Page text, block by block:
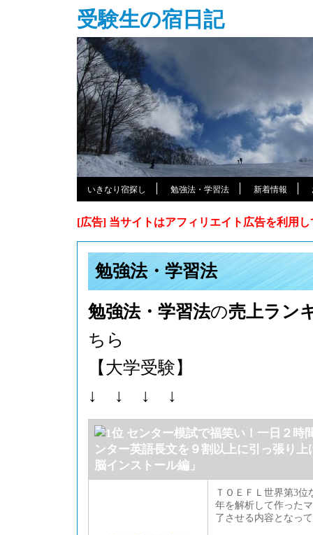
受験生の宿日記
いきなり宿探し 勉強法・学習法 新着情報
[広告] 当サイトはアフィリエイト広告を利用
勉強法・学習法
勉強法・学習法の売上ラン
ちら
【大学受験】
↓ ↓ ↓ ↓
センター模試で福笑い！一日２時
ンター英語長文を９割以上に引っ張り
脳インストール編」
ＴＯＥＦＬ世界第3
年を解析して作った
了させる内容となっ